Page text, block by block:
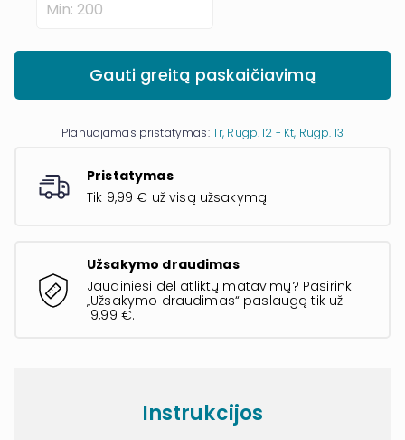
Gauti greitą paskaičiavimą
Planuojamas pristatymas:Tr, Rugp. 12 - Kt, Rugp. 13
Pristatymas
Tik 9,99 € už visą užsakymą
Užsakymo draudimas
Jaudiniesi dėl atliktų matavimų? Pasirink
„Užsakymo draudimas“ paslaugą tik už
19,99 €.
Instrukcijos